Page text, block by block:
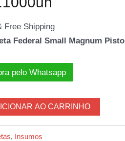
Free Shipping
Federal Small Magnum Pistol
pelo Whatsapp
AO CARRINHO
, Insumos